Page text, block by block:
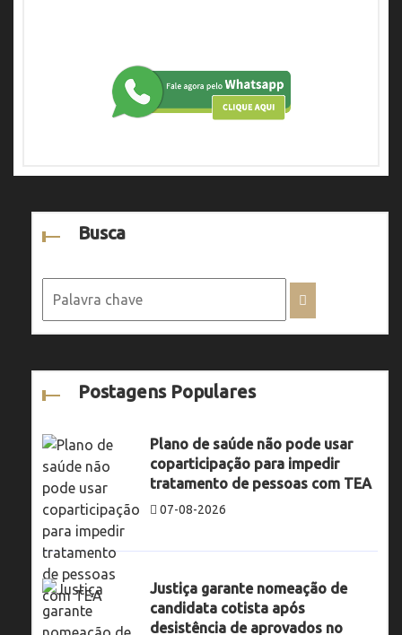
Busca
Postagens Populares
Plano de saúde não pode usar
coparticipação para impedir
tratamento de pessoas com TEA
07-08-2026
Justiça garante nomeação de
candidata cotista após
desistência de aprovados no